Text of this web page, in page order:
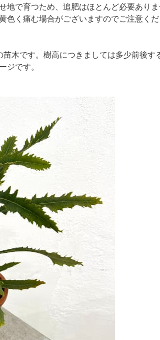
で育つため、追肥はほとんど必要あり
色く痛む場合がございますのでご注意く
木です。樹高につきましては多少前後
ジです。